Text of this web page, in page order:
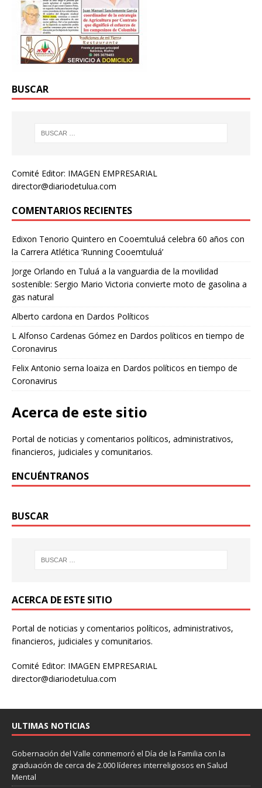
BUSCAR
Comité Editor: IMAGEN EMPRESARIAL
director@diariodetulua.com
COMENTARIOS RECIENTES
Edixon Tenorio Quintero en Cooemtuluá celebra 60 años con
la Carrera Atlética ‘Running Cooemtuluá’
Jorge Orlando en Tuluá a la vanguardia de la movilidad
sostenible: Sergio Mario Victoria convierte moto de gasolina a
gas natural
Alberto cardona en Dardos Políticos
L Alfonso Cardenas Gómez en Dardos políticos en tiempo de
Coronavirus
Felix Antonio serna loaiza en Dardos políticos en tiempo de
Coronavirus
Acerca de este sitio
Portal de noticias y comentarios políticos, administrativos,
financieros, judiciales y comunitarios.
ENCUÉNTRANOS
BUSCAR
ACERCA DE ESTE SITIO
Portal de noticias y comentarios políticos, administrativos,
financieros, judiciales y comunitarios.
Comité Editor: IMAGEN EMPRESARIAL
director@diariodetulua.com
ULTIMAS NOTICIAS
Gobernación del Valle conmemoró el Día de la Familia con la
graduación de cerca de 2.000 líderes interreligiosos en Salud
Mental